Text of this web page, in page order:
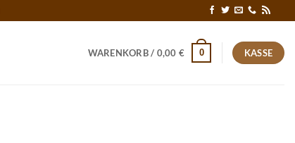
WARENKORB / 0,00 € 0 KASSE